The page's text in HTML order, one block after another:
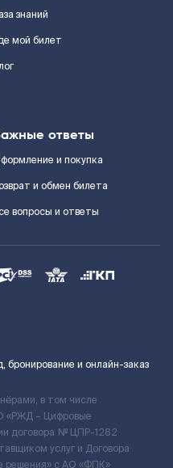
знаний
мой билет
ответы
и покупка
и обмен билета
вопросы и ответы
и онлайн-заказ
в том числе
«РЖД – Цифровые
договора № ЦПР-1282
услуг и Договора
c АО «ФПК»